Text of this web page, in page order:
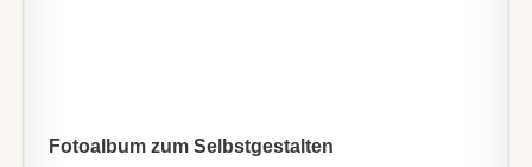
Fotoalbum zum Selbstgestalten